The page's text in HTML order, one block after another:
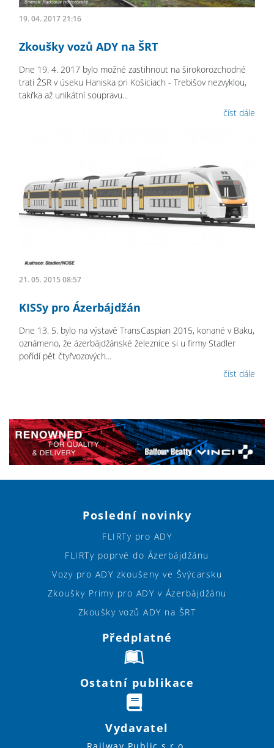
19. 04. 2017 21:16
Zkoušky vozů ADY na ŠRT
Dne 19. 4. 2017 bylo možné zastihnout na širokorozchodné
trati ŽSR v úseku Haniska pri Košiciach - Trebišov nezvyklou,
takřka až unikátní soupravu...
číst dále
21. 05. 2015 08:57
KISSy pro Ázerbájdžán
Dne 13. 5. bylo na výstavě TransCaspian 2015, konané v Baku,
oznámeno, že ázerbájdžánské železnice si u firmy Stadler
pořídí pět čtyřvozových...
číst dále
Poslední novinky
FLIRTy pro ADY
FLIRTy poprvé do Ázerbájdžánu
Vozy pro ADY zkoušeny ve Švýcarsku
Zkoušky Primy pro ADY v Ázerbájdžánu
Zkoušky vozů ADY na ŠRT
Předplatné
Ostatní publikace
Vydavatel